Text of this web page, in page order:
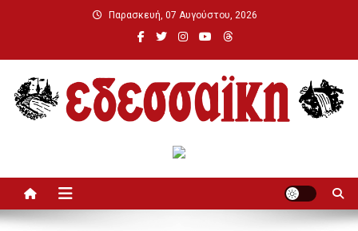
Παρασκευή, 07 Αυγούστου, 2026